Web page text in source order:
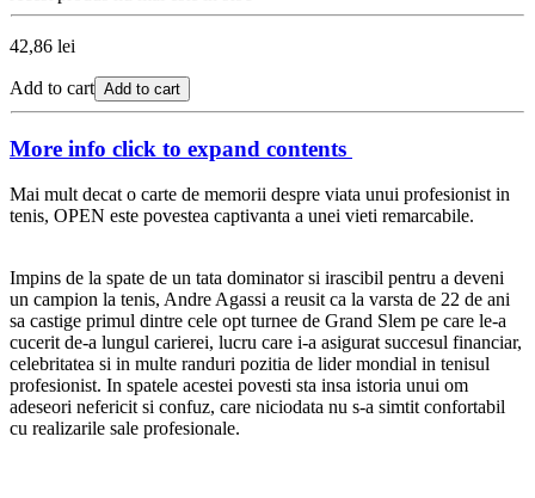
42,86 lei
Add to cart Add to cart
More info click to expand contents
Mai mult decat o carte de memorii despre viata unui profesionist in
tenis, OPEN este povestea captivanta a unei vieti remarcabile.
Impins de la spate de un tata dominator si irascibil pentru a deveni
un campion la tenis, Andre Agassi a reusit ca la varsta de 22 de ani
sa castige primul dintre cele opt turnee de Grand Slem pe care le-a
cucerit de-a lungul carierei, lucru care i-a asigurat succesul financiar,
celebritatea si in multe randuri pozitia de lider mondial in tenisul
profesionist. In spatele acestei povesti sta insa istoria unui om
adeseori nefericit si confuz, care niciodata nu s-a simtit confortabil
cu realizarile sale profesionale.